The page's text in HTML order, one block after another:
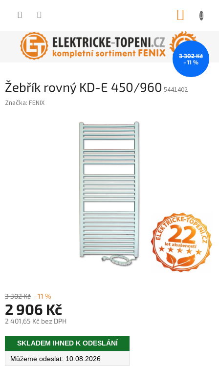
Žebřík rovný KD-E 450/960 5441402
Značka: FENIX
3 302 Kč
–11 %
3 302 Kč –11 %
2 906 Kč
2 401,65 Kč bez DPH
Měrná
cena:SKLADEM IHNED K ODESLÁNÍ
10.08.2026